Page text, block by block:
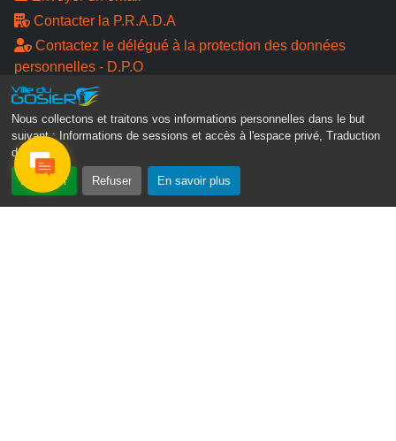
Nous collectons et traitons vos informations personnelles dans le but
suivant :
Informations de sessions et accès à l'espace privé, Traduction
des pages .
Accepter Refuser En savoir plus
Contacter la P.R.A.D.A
Contactez le délégué à la protection des données
personnelles - D.P.O
Suivez-nous